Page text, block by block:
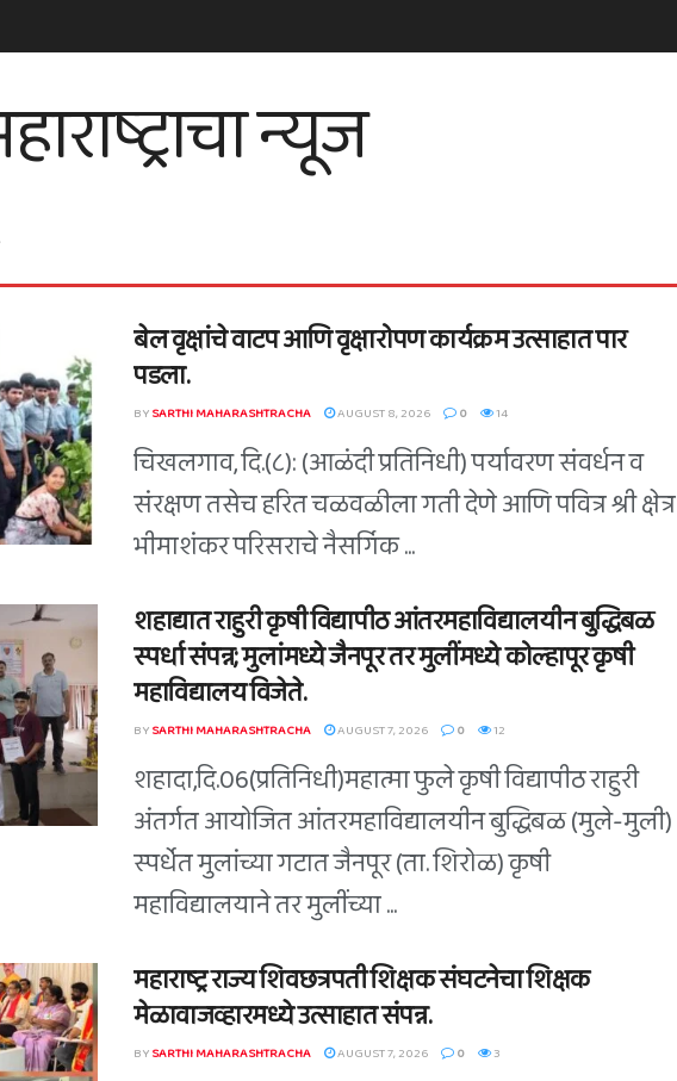
बेल वृक्षांचे वाटप आणि वृक्षारोपण कार्यक्रम उत्साहात पार
पडला.
BYSARTHI MAHARASHTRACHA AUGUST 8, 2026 0 14
चिखलगाव, दि.(८): (आळंदी प्रतिनिधी) पर्यावरण संवर्धन व
संरक्षण तसेच हरित चळवळीला गती देणे आणि पवित्र श्री क्षेत्र
भीमाशंकर परिसराचे नैसर्गिक ...
शहाद्यात राहुरी कृषी विद्यापीठ आंतरमहाविद्यालयीन बुद्धिबळ
स्पर्धा संपन्न; मुलांमध्ये जैनपूर तर मुलींमध्ये कोल्हापूर कृषी
महाविद्यालय विजेते.
BYSARTHI MAHARASHTRACHA AUGUST 7, 2026 0 12
शहादा,दि.06(प्रतिनिधी)महात्मा फुले कृषी विद्यापीठ राहुरी
अंतर्गत आयोजित आंतरमहाविद्यालयीन बुद्धिबळ (मुले-मुली)
स्पर्धेत मुलांच्या गटात जैनपूर (ता. शिरोळ) कृषी
महाविद्यालयाने तर मुलींच्या ...
महाराष्ट्र राज्य शिवछत्रपती शिक्षक संघटनेचा शिक्षक
मेळावाजव्हारमध्ये उत्साहात संपन्न.
BYSARTHI MAHARASHTRACHA AUGUST 7, 2026 0 3